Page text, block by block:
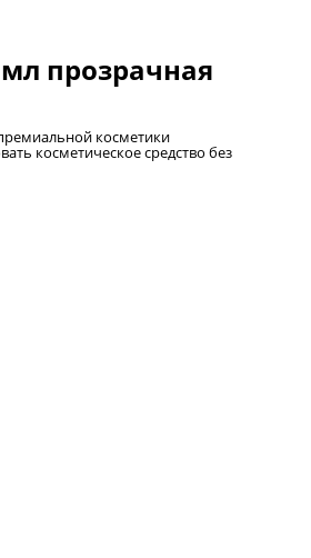
прозрачная
косметики
косметическое средство без